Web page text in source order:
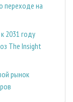
переходе на
2031 году
The Insight
рынок